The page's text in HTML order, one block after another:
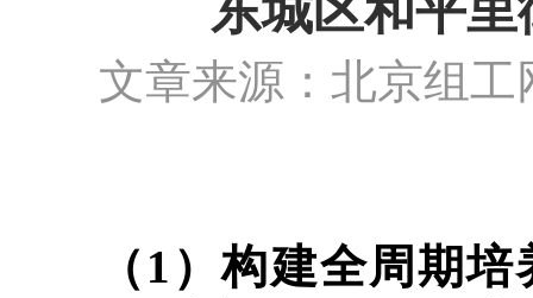
东城区和平
文章来源：北京
（1）构建全周期培